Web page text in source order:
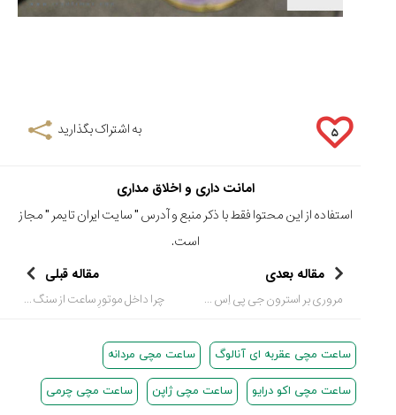
۵ به اشتراک بگذارید
امانت داری و اخلاق مداری
استفاده از این محتوا فقط با ذکر منبع و آدرس "سایت ایران تایمر " مجاز
است.
مقاله بعدی
مروری بر استرون جی پی اِس سیکو
مقاله قبلی
چرا داخل موتورِ ساعت از سنگ های قیمتی و جواهرات استفاده می شود؟
ساعت مچی عقربه ای آنالوگ ساعت مچی مردانه
ساعت مچی اکو درایو ساعت مچی ژاپن ساعت مچی چرمی